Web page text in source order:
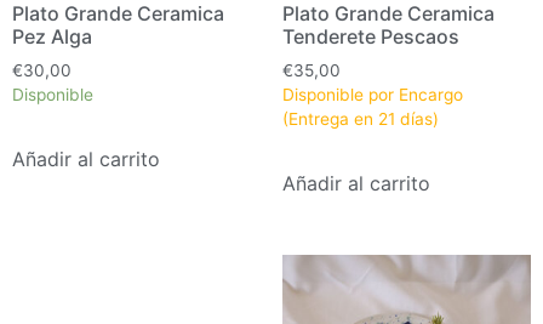
Plato Grande Ceramica
Pez Alga
€30,00
Disponible
Añadir al carrito
Plato Grande Ceramica
Tenderete Pescaos
€35,00
Disponible por Encargo
(Entrega en 21 días)
Añadir al carrito